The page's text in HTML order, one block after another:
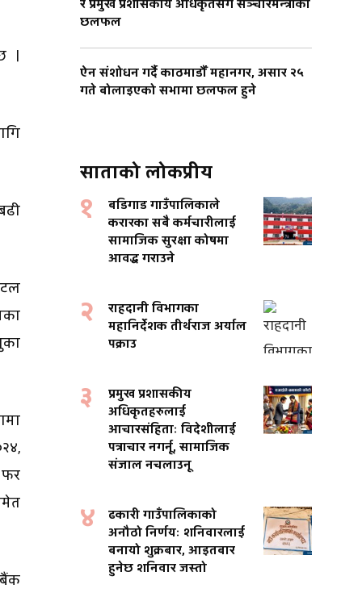
।
र प्रमुख प्रशासकीय अधिकृतसँग सञ्चारमन्त्रीको
छलफल
ऐन संशोधन गर्दै काठमाडौँ महानगर, असार २५
गते बोलाइएको सभामा छलफल हुने
साताको लोकप्रीय
१
बडिगाड गाउँपालिकाले
करारका सबै कर्मचारीलाई
सामाजिक सुरक्षा कोषमा
आवद्ध गराउने
२
राहदानी विभागका
महानिर्देशक तीर्थराज अर्याल
पक्राउ
३
प्रमुख प्रशासकीय
अधिकृतहरुलाई
आचारसंहिताः विदेशीलाई
पत्राचार नगर्नू, सामाजिक
संजाल नचलाउनू
४
ढकारी गाउँपालिकाको
अनौठो निर्णयः शनिवारलाई
बनायो शुक्रबार, आइतबार
हुनेछ शनिवार जस्तो